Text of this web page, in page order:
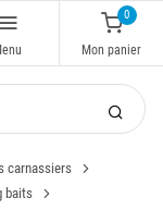
0
Mon panier
carnassiers
baits